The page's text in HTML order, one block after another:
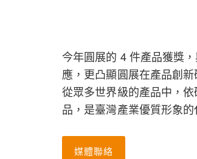
今年圓展的 4 件產品獲獎
應，更凸顯圓展在產品創
從眾多世界級的產品中，
品，是臺灣產業優質形象
媒體聯絡